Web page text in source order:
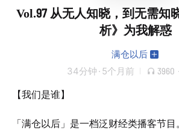
Vol.97 从无人知晓，到无需知
析》为我解惑
满仓以后
34分钟 · 5个月前 3960 ·
【我们是谁】
「满仓以后」是一档泛财经类播客节